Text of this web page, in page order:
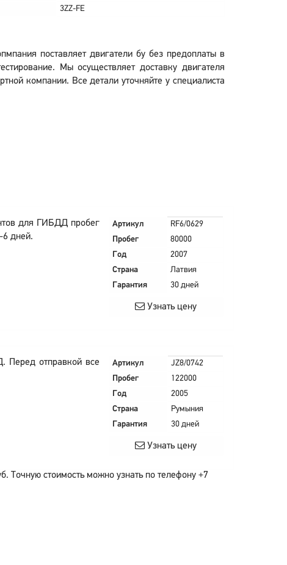
3ZZ-FE
поставляет двигатели бу без предоплаты в
Мы осуществляет доставку двигателя
компании. Все детали уточняйте у специалиста
для ГИБДД пробег
6 дней.
Артикул
RF6/0629
Пробег
80000
Год
2007
Страна
Латвия
Гарантия
30 дней
Узнать цену
Перед отправкой все
Артикул
JZ8/0742
Пробег
122000
Год
2005
Страна
Румыния
Гарантия
30 дней
Узнать цену
Точную стоимость можно узнать по телефону +7